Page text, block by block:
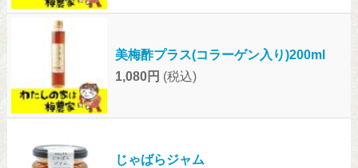
美梅酢プラス(コラーゲン入り)200ml
1,080円 (税込)
じゃばらジャム